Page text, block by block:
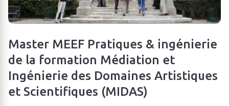
Service des Études et de la Vie
Étudiante
Contacter
Master MEEF Pratiques & ingénierie
de la formation Médiation et
Ingénierie des Domaines Artistiques
et Scientifiques (MIDAS)